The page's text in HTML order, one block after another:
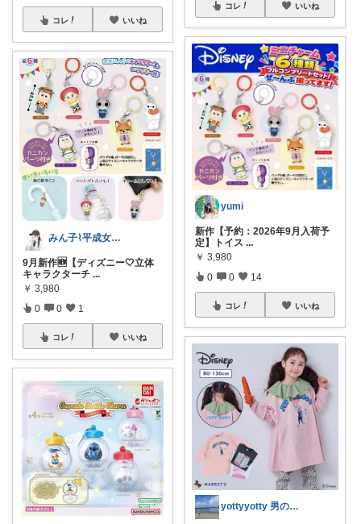
コレ いいね
みん子⌇平成女児ママ
9月新作🆕【ディズニー🤍立体
キャラクターチ ...
￥ 3,980
0 0 1
コレ いいね
コレ いいね
yumi
新作【予約：2026年9月入荷予
定】トイス ...
￥ 3,980
0 0 14
コレ いいね
yottyyotty 男の子ママの暮らし